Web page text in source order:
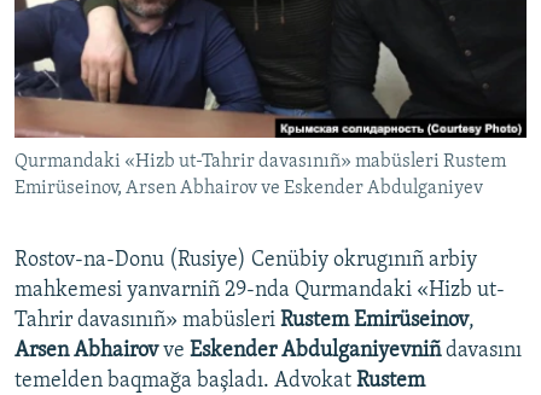
Русский
Українською
QOŞULIÑIZ!
RFE/RS bütün saytları
Qurmandaki «Hizb ut-Tahrir davasınıñ» mabüsleri Rustem
Emirüseinov, Arsen Abhairov ve Eskender Abdulganiyev
Rostov-na-Donu (Rusiye) Cenübiy okrugınıñ arbiy
mahkemesi yanvarniñ 29-nda Qurmandaki «Hizb ut-
Tahrir davasınıñ» mabüsleri Rustem Emirüseinov,
Arsen Abhairovve Eskender Abdulganiyevniñdavasını
temelden baqmağa başladı. Advokat Rustem